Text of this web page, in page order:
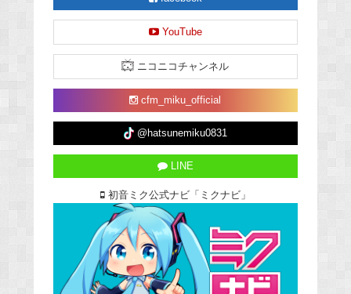
YouTube
ニコニコチャンネル
cfm_miku_official
@hatsunemiku0831
LINE
初音ミク公式ナビ「ミクナビ」